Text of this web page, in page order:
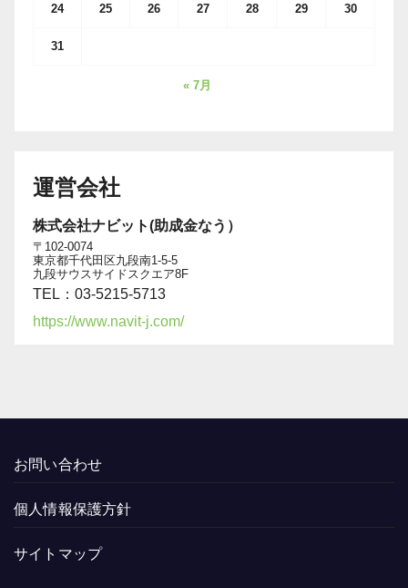
24 25 26 27 28 29 30
31
« 7月
運営会社
株式会社ナビット(助成金なう）
〒102-0074
東京都千代田区九段南1-5-5
九段サウスサイドスクエア8F
TEL：03-5215-5713
https://www.navit-j.com/
お問い合わせ
個人情報保護方針
サイトマップ